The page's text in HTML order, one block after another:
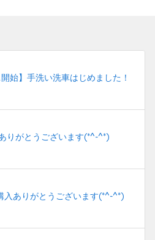
開始】手洗い洗車はじめました！
りがとうございます(*^-^*)
ありがとうございます(*^-^*)